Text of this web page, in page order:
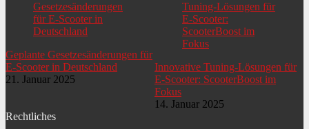
Warnhinweise Achtung! Mit Schutzausrüstung benutzen.
Beleuchtung Scooter
Art Leuchtmittel vorne LED
Sonderregelung
Geplante Gesetzesänderungen für
E-Scooter in Deutschland
21. Januar 2025
Innovative Tuning-Lösungen für
E-Scooter: ScooterBoost im
Fokus
14. Januar 2025
Rechtliches